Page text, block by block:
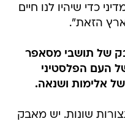
כדי שיהיו לנו חיים
הזאת".
של תושבי מסאפר
העם הפלסטיני
אלימות ושנאה.
שונות. יש מאבק